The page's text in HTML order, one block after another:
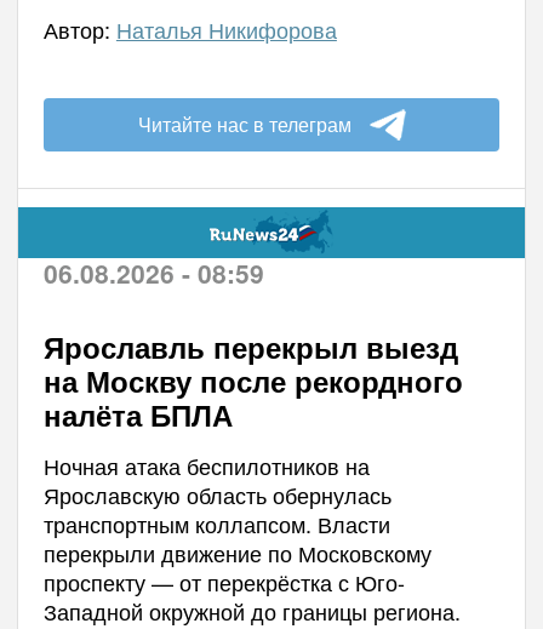
Автор: Наталья Никифорова
Читайте нас в телеграм
06.08.2026 - 08:59
Ярославль перекрыл выезд
на Москву после рекордного
налёта БПЛА
Ночная атака беспилотников на
Ярославскую область обернулась
транспортным коллапсом. Власти
перекрыли движение по Московскому
проспекту — от перекрёстка с Юго-
Западной окружной до границы региона.